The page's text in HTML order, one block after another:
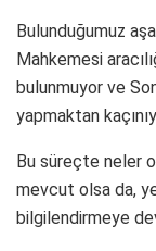
Bulunduğumuz
Mahkemesi
bulunmuyor ve
yapmaktan
Bu süreçte neler
mevcut olsa da,
bilgilendirmeye